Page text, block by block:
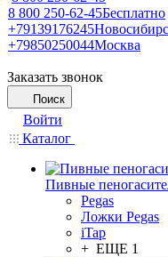
8 800 250-62-45Бесплатно
+79139176245
+79850250044Москва
Заказать звонок
Поиск
Войти
Каталог
Пивные
Pegas
Ложки Pegas
iTap
+ ЕЩЕ 1